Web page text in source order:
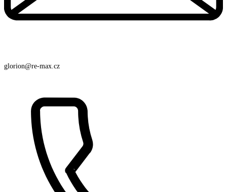
glorion@re-max.cz